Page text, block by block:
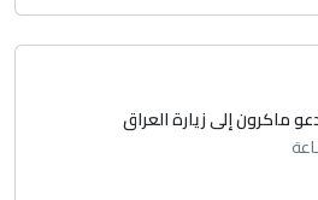
ماكرون إلى زيارة العراق